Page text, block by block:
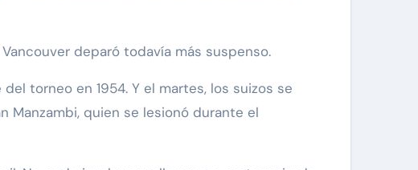
deparó todavía más suspenso.
torneo en 1954. Y el martes, los suizos se
Manzambi, quien se lesionó durante el